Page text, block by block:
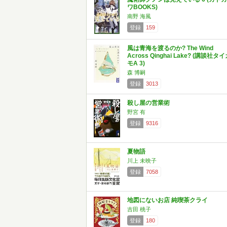
ワBOOKS)
南野 海風
登録
159
風は青海を渡るのか? The Wind
Across Qinghai Lake? (講談社タイ
モA 3)
森 博嗣
登録
3013
殺し屋の営業術
野宮 有
登録
9316
夏物語
川上 未映子
登録
7058
地図にないお店 純喫茶クライ
吉田 桃子
登録
180